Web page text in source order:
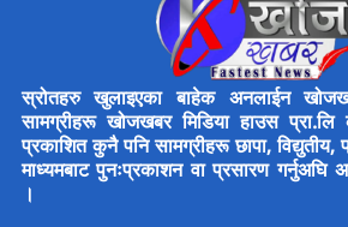
स्रोतहरु खुलाइएका बाहेक अनलाईन
सामग्रीहरू खोजखबर मिडिया हाउस
प्रकाशित कुनै पनि सामग्रीहरू छापा,
माध्यमबाट पुनःप्रकाशन वा प्रसारण
।